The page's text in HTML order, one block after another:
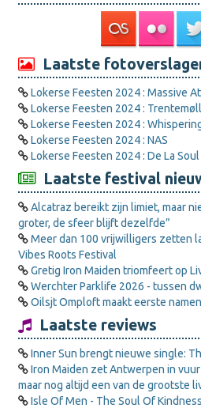
Laatste
Lokerse Feesten 2024 : Massive
Lokerse Feesten 2024 :
Lokerse Feesten 2024 :
Lokerse Feesten 2024 : NAS
Lokerse Feesten 2024 : De La Soul
Laatste festival
Alcatraz bereikt zijn limiet, maar
groter, de sfeer blijft dezelfde”
Meer dan 100 vrijwilligers zetten
Vibes Roots Festival
Gretig Iron Maiden triomfeert op
Werchter Parklife 2026 - tussen
Oilsjt Omploft maakt eerste
Laatste reviews
Inner Sun brengt nieuwe single:
Iron Maiden zet Antwerpen in
maar nog altijd een van de grootste
Isle Of Men - The Soul Of